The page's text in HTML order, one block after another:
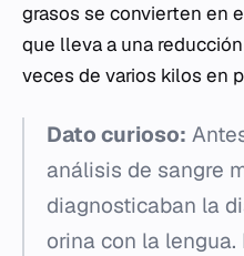
grasos se convierten en
que lleva a una
veces de varios kilos en
Dato curioso:
análisis de sangre
diagnosticaban la
orina con la